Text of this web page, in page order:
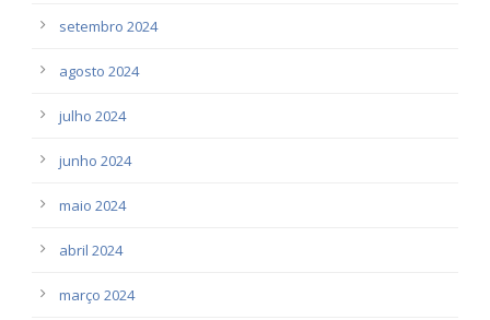
setembro 2024
agosto 2024
julho 2024
junho 2024
maio 2024
abril 2024
março 2024